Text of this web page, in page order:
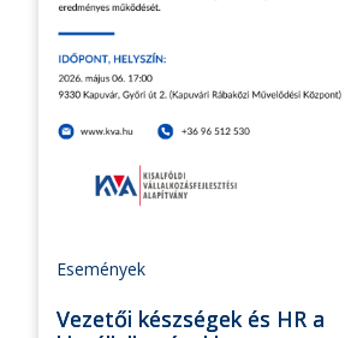
Események
Vezetői készségek és HR a